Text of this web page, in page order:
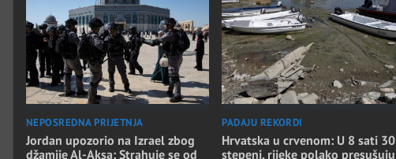
NEPOSREDNA PRIJETNJA
Jordan upozorio na Izrael zbog
džamije Al-Aksa: Strahuje se od
PADAJU REKORDI
Hrvatska u crvenom: U 8 sati 30
stepeni, rijeke polako presušuju